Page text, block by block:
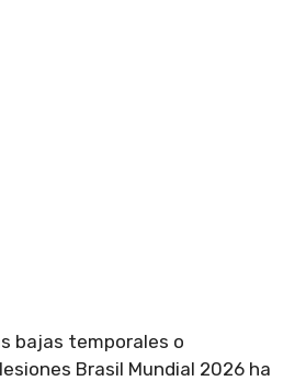
bajas temporales o
Brasil Mundial 2026 ha